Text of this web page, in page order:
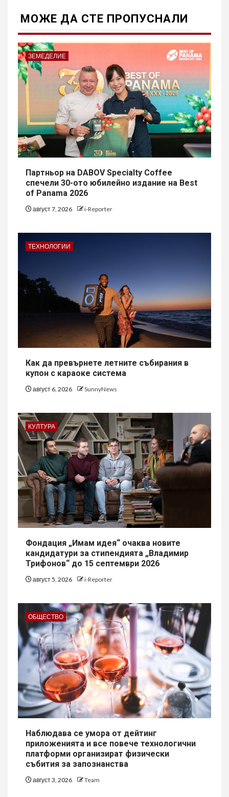
МОЖE ДА СТЕ ПРОПУСНАЛИ
ЗЕМЕДЕЛИЕ
Партньор на DABOV Specialty Coffee
спечели 30-ото юбилейно издание на Best
of Panama 2026
август 7, 2026 i-Reporter
ТЕХНОЛОГИИ
Как да превърнете летните събирания в
купон с караоке система
август 6, 2026 SunnyNews
КУЛТУРА
Фондация „Имам идея“ очаква новите
кандидатури за стипендията „Владимир
Трифонов“ до 15 септември 2026
август 5, 2026 i-Reporter
ОБЩЕСТВО
Наблюдава се умора от дейтинг
приложенията и все повече технологични
платформи организират физически
събития за запознанства
август 3, 2026 Team